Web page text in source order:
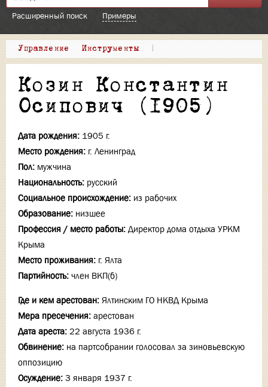
Расширенный поиск Примеры
Управление Инструменты |
Козин Константин
Осипович (1905)
Дата рождения: 1905 г.
Место рождения: г. Ленинград
Пол: мужчина
Национальность: русский
Социальное происхождение: из рабочих
Образование: низшее
Профессия / место работы: Директор дома отдыха УРКМ
Крыма
Место проживания: г. Ялта
Партийность: член ВКП(б)
Где и кем арестован: Ялтинским ГО НКВД Крыма
Мера пресечения: арестован
Дата ареста: 22 августа 1936 г.
Обвинение: на партсобрании голосовал за зиновьевскую
оппозицию
Осуждение: 3 января 1937 г.